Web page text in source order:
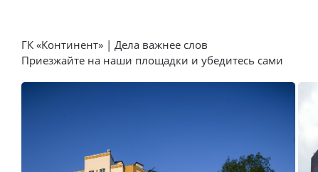
ГК «Континент» | Дела важнее слов
Приезжайте на наши площадки и убедитесь сами